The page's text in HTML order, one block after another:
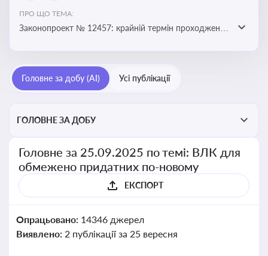
ПРО ЩО ТЕМА:
Законопроект № 12457: крайній термін проходження
Головне за добу (AI) Усі публікації
ГОЛОВНЕ ЗА ДОБУ
Головне за 25.09.2025 по темі: ВЛК для
обмежено придатних по-новому
ЕКСПОРТ
Опрацьовано: 14346 джерел
Виявлено: 2 публікації за 25 вересня